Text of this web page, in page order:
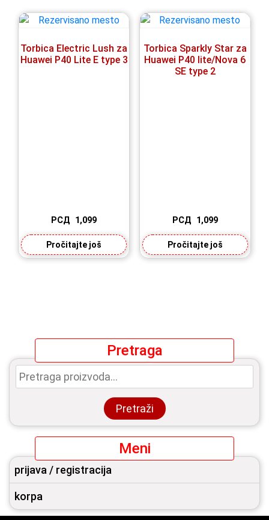
Torbica Electric Lush za
Huawei P40 Lite E type 3
РСД 1,099
Pročitajte još
Torbica Sparkly Star za
Huawei P40 lite/Nova 6
SE type 2
РСД 1,099
Pročitajte još
Pretraga
Pretraga
za:
Pretraži
Meni
prijava / registracija
korpa